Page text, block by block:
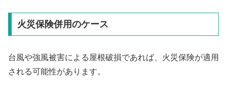
火災保険併用のケース
台風や強風被害による屋根破損であれば、火災保険が適用
される可能性があります。